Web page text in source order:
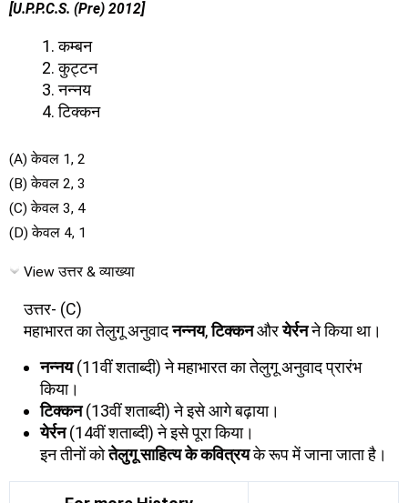
[U.P.P.C.S. (Pre) 2012]
कम्बन
कुट्टन
नन्नय
टिक्कन
(A) केवल 1, 2
(B) केवल 2, 3
(C) केवल 3, 4
(D) केवल 4, 1
View उत्तर & व्याख्या
उत्तर- (C)
महाभारत का तेलुगू अनुवादनन्नय,टिक्कनऔरयेर्रनने किया था।
नन्नय(11वीं शताब्दी) ने महाभारत का तेलुगू अनुवाद प्रारंभ
किया।
टिक्कन(13वीं शताब्दी) ने इसे आगे बढ़ाया।
येर्रन(14वीं शताब्दी) ने इसे पूरा किया।
इन तीनों कोतेलुगू साहित्य के कवित्रयके रूप में जाना जाता है।